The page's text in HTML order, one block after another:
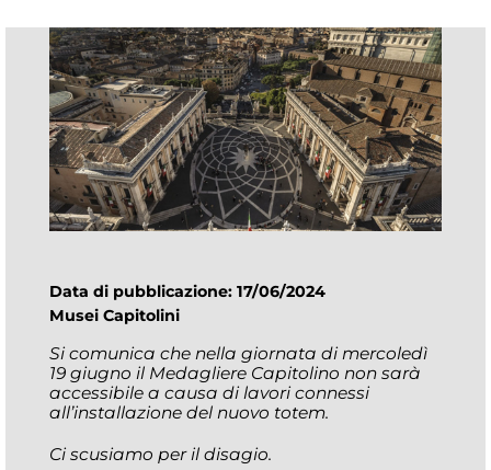
Data di pubblicazione: 17/06/2024
Musei Capitolini
Si comunica che nella giornata di mercoledì
19 giugno il Medagliere Capitolino non sarà
accessibile a causa di lavori connessi
all’installazione del nuovo totem.
Ci scusiamo per il disagio.